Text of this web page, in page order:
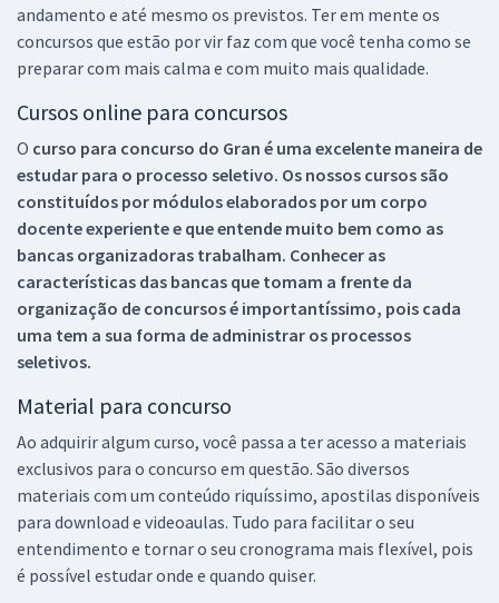
andamento e até mesmo os previstos. Ter em mente os
concursos que estão por vir faz com que você tenha como se
preparar com mais calma e com muito mais qualidade.
Cursos online para concursos
O curso para concurso do Gran é uma excelente maneira de
estudar para o processo seletivo. Os nossos cursos são
constituídos por módulos elaborados por um corpo
docente experiente e que entende muito bem como as
bancas organizadoras trabalham. Conhecer as
características das bancas que tomam a frente da
organização de concursos é importantíssimo, pois cada
uma tem a sua forma de administrar os processos
seletivos.
Material para concurso
Ao adquirir algum curso, você passa a ter acesso a materiais
exclusivos para o concurso em questão. São diversos
materiais com um conteúdo riquíssimo, apostilas disponíveis
para download e videoaulas. Tudo para facilitar o seu
entendimento e tornar o seu cronograma mais flexível, pois
é possível estudar onde e quando quiser.